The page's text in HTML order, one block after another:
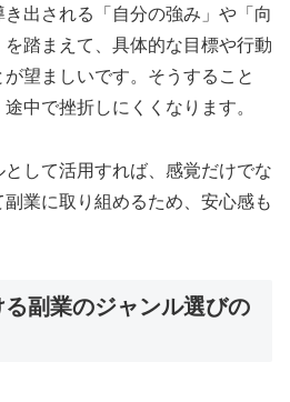
出される「自分の強み」や「向
踏まえて、具体的な目標や行動
望ましいです。そうすること
中で挫折しにくくなります。
して活用すれば、感覚だけでな
業に取り組めるため、安心感も
副業のジャンル選びの